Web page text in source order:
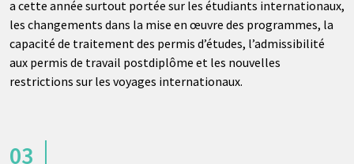
a cette année surtout portée sur les étudiants internationaux,
les changements dans la mise en œuvre des programmes, la
capacité de traitement des permis d’études, l’admissibilité
aux permis de travail postdiplôme et les nouvelles
restrictions sur les voyages internationaux.
03